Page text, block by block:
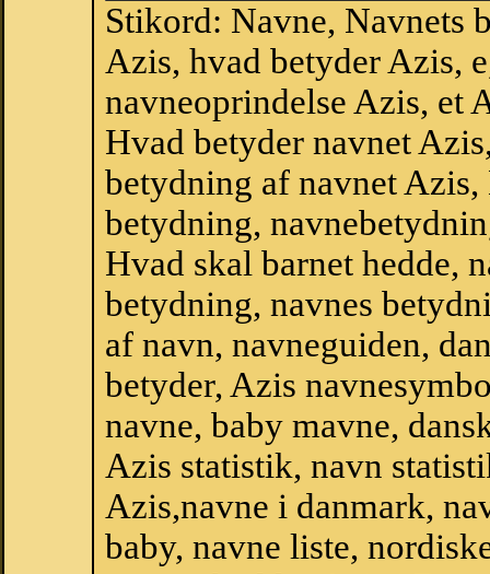
Stikord: Navne, Navnets
Azis, hvad betyder Azis,
navneoprindelse Azis, et
Hvad betyder navnet
betydning af navnet
betydning,
Hvad skal barnet hedde,
betydning, navnes
af navn, navneguiden,
betyder, Azis
navne, baby mavne,
Azis statistik, navn
Azis,navne i danmark,
baby, navne liste,